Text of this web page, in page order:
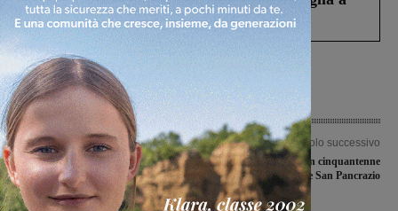
Levane nel 2020
Articolo precedente
Allievi e giovanissimi, pochi sorrisi dai
campionati regionali
Articolo successivo
Tragedia nei campi, un cinquantenne
morto tra Capannole e San Pancrazio